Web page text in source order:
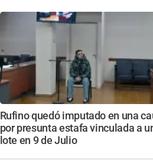
Rufino quedó imputado en una
por presunta estafa vinculada a
lote en 9 de Julio